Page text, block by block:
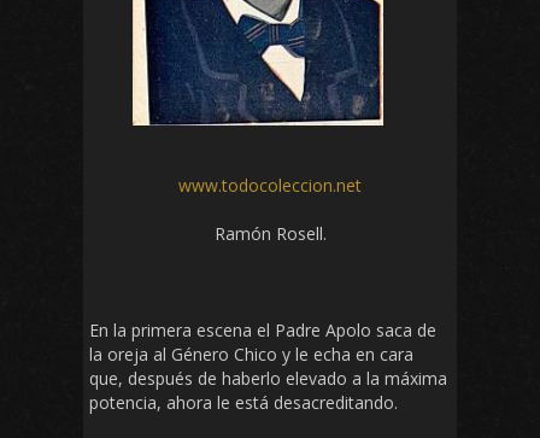
www.todocoleccion.net
Ramón Rosell.
En la primera escena el Padre Apolo saca de
la oreja al Género Chico y le echa en cara
que, después de haberlo elevado a la máxima
potencia, ahora le está desacreditando.